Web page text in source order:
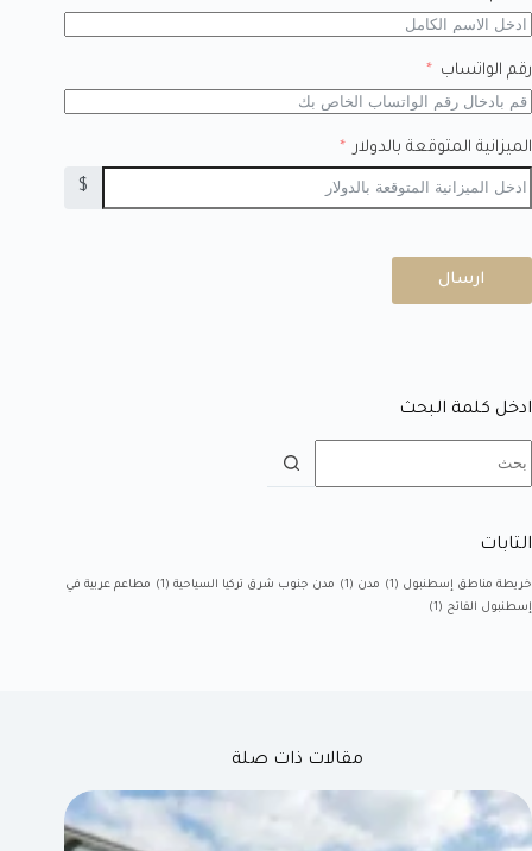
رقم الواتساب
الميزانية المتوقعة بالدولار
$
ارسال
ادخل كلمة البحث
التابات
خريطة مناطق إسطنبول (1) مدن (1) مدن جنوب شرق تركيا السياحية (1)
مطاعم عربية في
إسطنبول الفاتح (1)
مقالات ذات صلة